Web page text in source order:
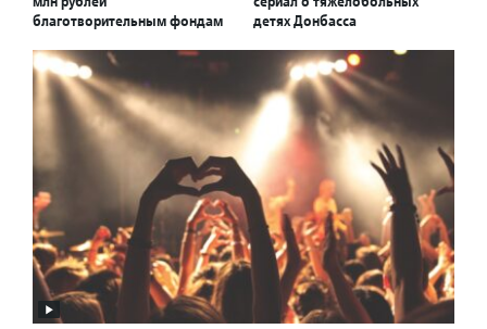
благотворительным фондам
детях Донбасса